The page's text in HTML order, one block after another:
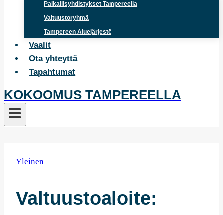
Paikallisyhdistykset Tampereella
Valtuustoryhmä
Tampereen Aluejärjestö
Vaalit
Ota yhteyttä
Tapahtumat
KOKOOMUS TAMPEREELLA
Yleinen
Valtuustoaloite: